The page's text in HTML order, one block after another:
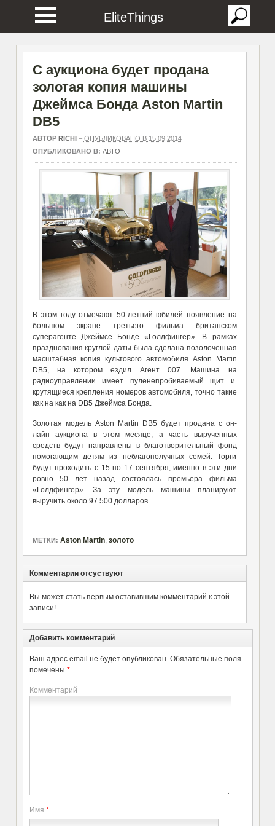
EliteThings
С аукциона будет продана
золотая копия машины
Джеймса Бонда Aston Martin
DB5
АВТОР RICHI– ОПУБЛИКОВАНО В 15.09.2014
ОПУБЛИКОВАНО В: АВТО
В этом году отмечают 50-летний юбилей появление на
большом экране третьего фильма британском
суперагенте Джеймсе Бонде «Голдфингер». В рамках
празднования круглой даты была сделана позолоченная
масштабная копия культового автомобиля Aston Martin
DB5, на котором ездил Агент 007. Машина на
радиоуправлении имеет пуленепробиваемый щит и
крутящиеся крепления номеров автомобиля, точно такие
как на как на DB5 Джеймса Бонда.
Золотая модель Aston Martin DB5 будет продана с он-
лайн аукциона в этом месяце, а часть вырученных
средств будут направлены в благотворительный фонд
помогающим детям из неблагополучных семей. Торги
будут проходить с 15 по 17 сентября, именно в эти дни
ровно 50 лет назад состоялась премьера фильма
«Голдфингер». За эту модель машины планируют
выручить около 97.500 долларов.
МЕТКИ: Aston Martin, золото
Комментарии отсуствуют
Вы может стать первым оставившим комментарий к этой
записи!
Добавить комментарий
Ваш адрес email не будет опубликован. Обязательные поля
помечены *
Комментарий
Имя *